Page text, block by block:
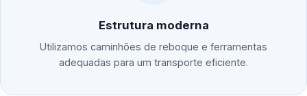
Estrutura moderna
Utilizamos caminhões de reboque e ferramentas
adequadas para um transporte eficiente.